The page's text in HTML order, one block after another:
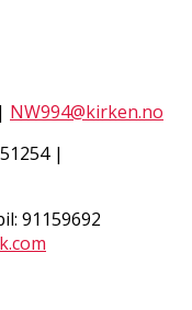
NW994@kirken.no
|
91159692